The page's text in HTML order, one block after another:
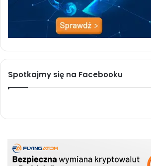
Spotkajmy się na Facebooku